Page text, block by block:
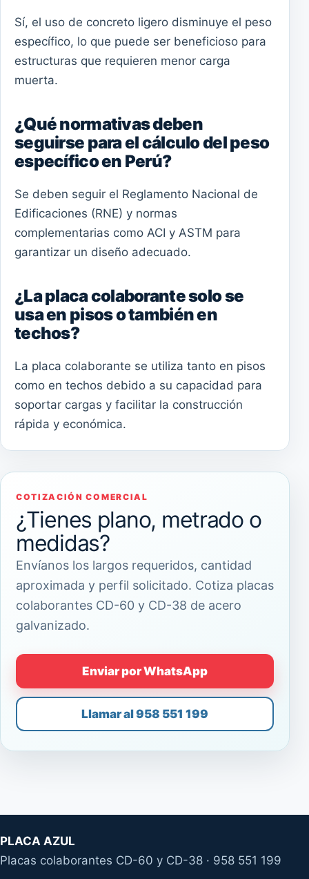
Sí, el uso de concreto ligero disminuye el peso
específico, lo que puede ser beneficioso para
estructuras que requieren menor carga
muerta.
¿Qué normativas deben
seguirse para el cálculo del peso
específico en Perú?
Se deben seguir el Reglamento Nacional de
Edificaciones (RNE) y normas
complementarias como ACI y ASTM para
garantizar un diseño adecuado.
¿La placa colaborante solo se
usa en pisos o también en
techos?
La placa colaborante se utiliza tanto en pisos
como en techos debido a su capacidad para
soportar cargas y facilitar la construcción
rápida y económica.
COTIZACIÓN COMERCIAL
¿Tienes plano, metrado o
medidas?
Envíanos los largos requeridos, cantidad
aproximada y perfil solicitado. Cotiza placas
colaborantes CD-60 y CD-38 de acero
galvanizado.
Enviar por WhatsApp
Llamar al 958 551 199
PLACA AZUL
Placas colaborantes CD-60 y CD-38 · 958 551 199